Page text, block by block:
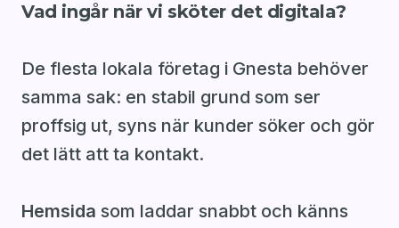
Vad ingår när vi sköter det digitala?
De flesta lokala företag i Gnesta behöver
samma sak: en stabil grund som ser
proffsig ut, syns när kunder söker och gör
det lätt att ta kontakt.
Hemsida som laddar snabbt och känns